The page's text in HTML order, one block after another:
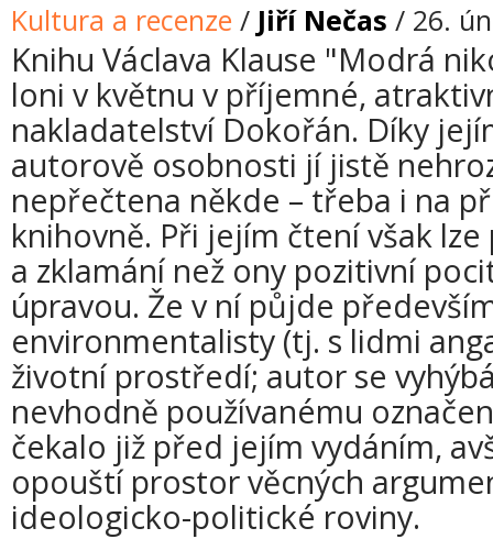
Kultura a recenze / Jiří Nečas / 26.
Knihu Václava Klause "Modrá
loni v květnu v příjemné,
nakladatelství Dokořán. Díky
autorově osobnosti jí jistě
nepřečtena někde – třeba i na
knihovně. Při jejím čtení však
a zklamání než ony pozitivní
úpravou. Že v ní půjde
environmentalisty (tj. s lidmi
životní prostředí; autor se
nevhodně používanému
čekalo již před jejím vydáním,
opouští prostor věcných
ideologicko-politické roviny.